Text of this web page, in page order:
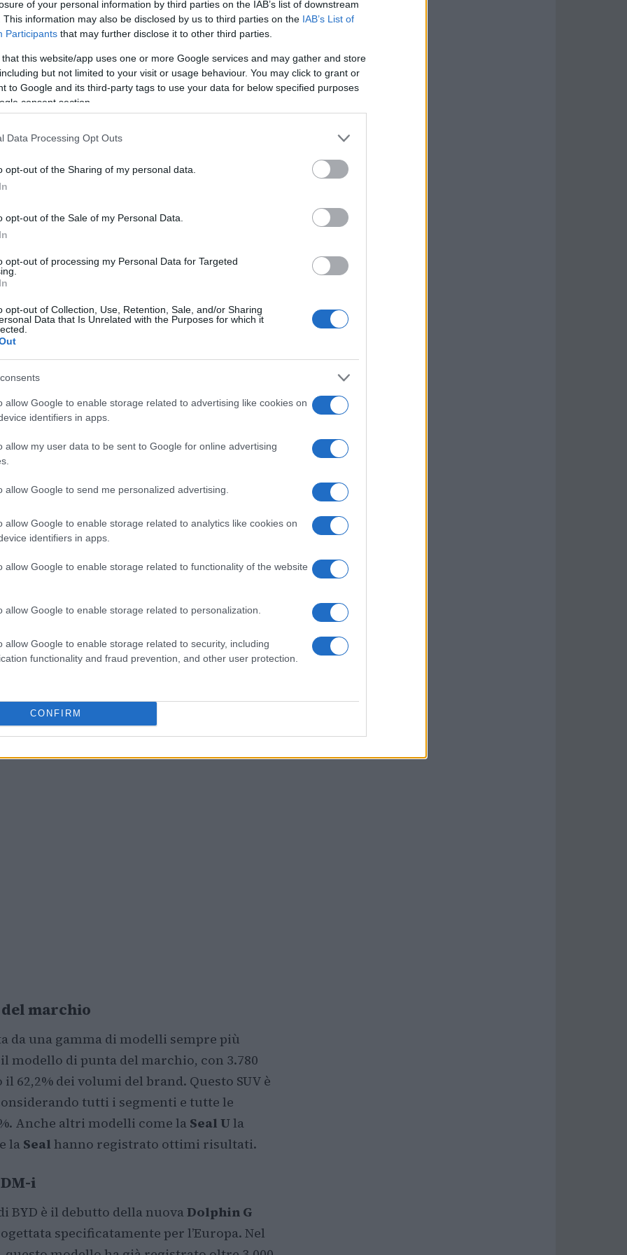
of your personal information by third parties on the IAB’s list of downstream
This information may also be disclosed by us to third parties on the IAB’s List of
Participants that may further disclose it to other third parties.
that this website/app uses one or more Google services and may gather and store
but not limited to your visit or usage behaviour. You may click to grant or
to Google and its third-party tags to use your data for below specified purposes
consent section.
Data Processing Opt Outs
opt-out of the Sharing of my personal data.
opt-out of the Sale of my Personal Data.
opt-out of processing my Personal Data for Targeted
opt-out of Collection, Use, Retention, Sale, and/or Sharing
Data that Is Unrelated with the Purposes for which it
allow Google to enable storage related to advertising like cookies on
identifiers in apps.
allow my user data to be sent to Google for online advertising
allow Google to send me personalized advertising.
allow Google to enable storage related to analytics like cookies on
identifiers in apps.
allow Google to enable storage related to functionality of the website
allow Google to enable storage related to personalization.
allow Google to enable storage related to security, including
functionality and fraud prevention, and other user protection.
CONFIRM
attori della transizione verso la
dati di giugno 2026, che mostrano un
mese del 2026, con 6.071
ha permesso al marchio di raggiungere
al nono posto nella top ten del
nel primo semestre 2026
29.489 immatricolazioni in Italia,
allo stesso periodo del 2026. La quota
al 3,1%, confermando la sua
italiani.
è particolarmente rilevante. Con
nel cumulato dei primi sei mesi del
chiave nella transizione energetica del
il primo posto nel segmento plug-in
quota del 32,6%, quasi un terzo del
marchio
da una gamma di modelli sempre più
modello di punta del marchio, con 3.780
dei volumi del brand. Questo SUV è
tutti i segmenti e tutte le
Anche altri modelli come la Seal U la
e la Seal hanno registrato ottimi risultati.
i
BYD è il debutto della nuovaDolphin G
specificatamente per l’Europa. Nel